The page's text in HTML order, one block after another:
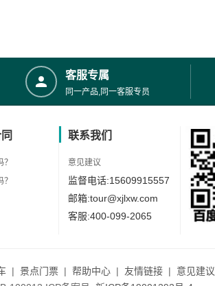
客服专属
同一产品,同一客服专员
联系我们
意见建议
监督电话:15609915557
邮箱:tour@xjlxw.com
客服:400-099-2065
| 景点门票 | 帮助中心 | 友情链接 | 意见建议